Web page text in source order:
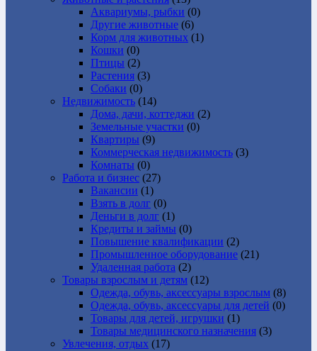
Аквариумы, рыбки (0)
Другие животные (6)
Корм для животных (1)
Кошки (0)
Птицы (2)
Растения (3)
Собаки (0)
Недвижимость (14)
Дома, дачи, коттеджи (2)
Земельные участки (0)
Квартиры (9)
Коммерческая недвижимость (3)
Комнаты (0)
Работа и бизнес (27)
Вакансии (1)
Взять в долг (0)
Деньги в долг (1)
Кредиты и займы (0)
Повышение квалификации (2)
Промышленное оборудование (21)
Удаленная работа (2)
Товары взрослым и детям (12)
Одежда, обувь, аксессуары взрослым (8)
Одежда, обувь, аксессуары для детей (0)
Товары для детей, игрушки (1)
Товары медицинского назначения (3)
Увлечения, отдых (17)